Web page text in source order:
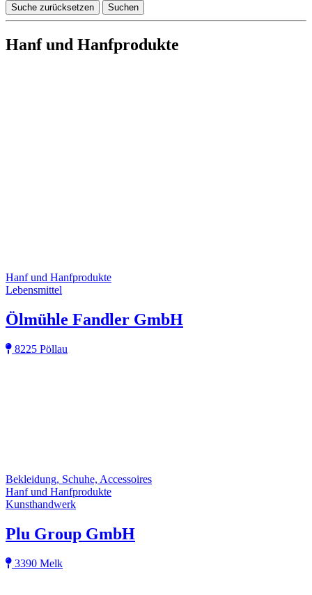
Suche zurücksetzen Suchen
Hanf und Hanfprodukte
Hanf und Hanfprodukte
Lebensmittel
Ölmühle Fandler GmbH
8225 Pöllau
Bekleidung, Schuhe, Accessoires
Hanf und Hanfprodukte
Kunsthandwerk
Plu Group GmbH
3390 Melk